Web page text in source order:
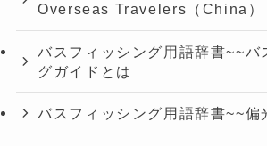
Overseas Travelers（China）
バスフィッシング用語辞書~~バ
グガイドとは
バスフィッシング用語辞書~~偏